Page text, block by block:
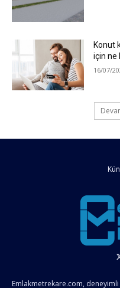
Konut
için ne
16/07/
Emlakmetrekare.com,